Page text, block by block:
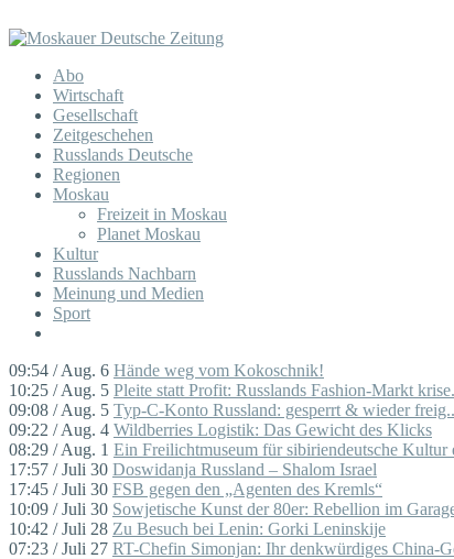
Abo
Wirtschaft
Gesellschaft
Zeitgeschehen
Russlands Deutsche
Regionen
Moskau
Freizeit in Moskau
Planet Moskau
Kultur
Russlands Nachbarn
Meinung und Medien
Sport
09:54 / Aug. 6 Hände weg vom Kokoschnik!
10:25 / Aug. 5 Pleite statt Profit: Russlands Fashion-Markt
09:08 / Aug. 5 Typ-C-Konto Russland: gesperrt & wieder
09:22 / Aug. 4 Wildberries Logistik: Das Gewicht des Klicks
08:29 / Aug. 1 Ein Freilichtmuseum für sibiriendeutsche Kultur
17:57 / Juli 30 Doswidanja Russland – Shalom Israel
17:45 / Juli 30 FSB gegen den „Agenten des Kremls“
10:09 / Juli 30 Sowjetische Kunst der 80er: Rebellion im
10:42 / Juli 28 Zu Besuch bei Lenin: Gorki Leninskije
07:23 / Juli 27 RT-Chefin Simonjan: Ihr denkwürdiges China-